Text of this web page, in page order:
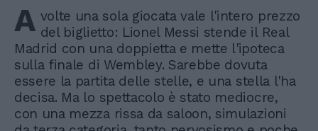
A volte una sola giocata vale l'intero prezzo
del biglietto: Lionel Messi stende il Real
Madrid con una doppietta e mette l'ipoteca
sulla finale di Wembley. Sarebbe dovuta
essere la partita delle stelle, e una stella l'ha
decisa. Ma lo spettacolo è stato mediocre,
con una mezza rissa da saloon, simulazioni